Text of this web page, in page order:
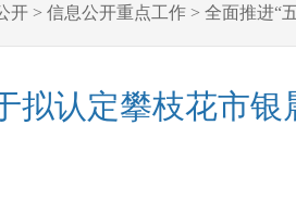
开> 信息公开重点工作> 全面推进“
拟认定攀枝花市